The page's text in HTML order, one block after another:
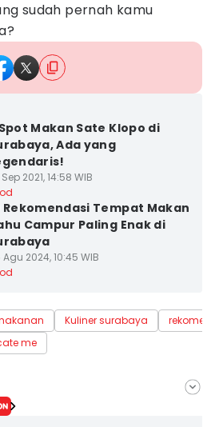
sudah pernah kamu
Makan Sate Klopo di
Ada yang
2021, 14:58 WIB
Rekomendasi Tempat Makan
Campur Paling Enak di
Agu 2024, 10:45 WIB
Kuliner surabaya
me